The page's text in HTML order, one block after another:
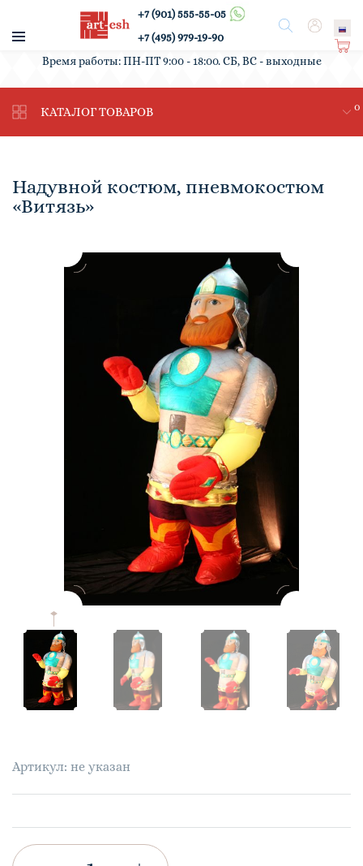
Поиск
+7 (901) 555-55-05
+7 (495) 979-19-90
Ко
ин
а
0
Вход
/
Время работы: ПН-ПТ 9:00 - 18:00. СБ, ВС - выходные
КАТАЛОГ ТОВАРОВ
Надувной костюм, пневмокостюм
«Витязь»
Артикул: не указан